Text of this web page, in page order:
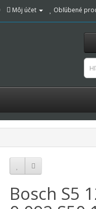
Môj účet Obľúbené
Bosch S5